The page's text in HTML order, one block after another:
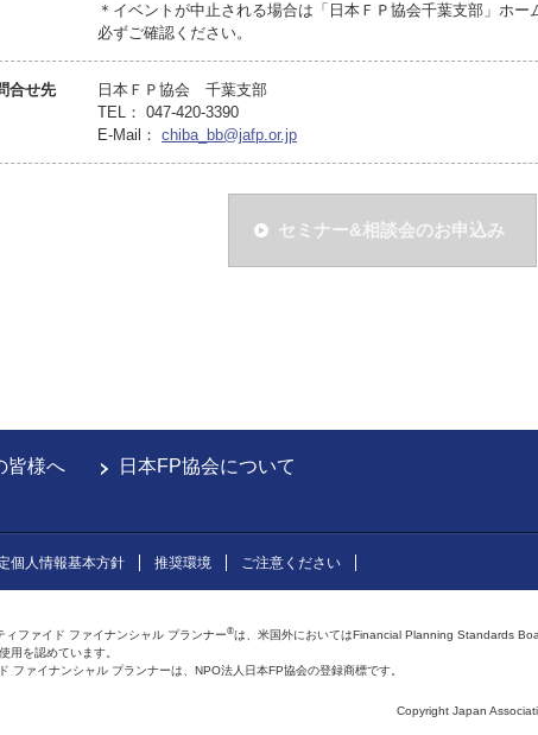
＊イベントが中止される場合は「日本ＦＰ協会千葉支部」ホー
必ずご確認ください。
合せ先
日本ＦＰ協会 千葉支部
TEL： 047-420-3390
E-Mail： chiba_bb@jafp.or.jp
セミナー&相談会のお申込み
皆様へ 日本FP協会について
個人情報基本方針 推奨環境 ご注意ください
ィファイド ファイナンシャル プランナー®は、米国外においてはFinancial Planning Standards
用を認めています。
ァイナンシャル プランナーは、NPO法人日本FP協会の登録商標です。
Copyright Japan